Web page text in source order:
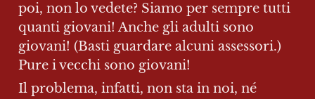
poi, non lo vedete? Siamo per sempre tutti
quanti giovani! Anche gli adulti sono
giovani! (Basti guardare alcuni assessori.)
Pure i vecchi sono giovani!
Il problema, infatti, non sta in noi, né